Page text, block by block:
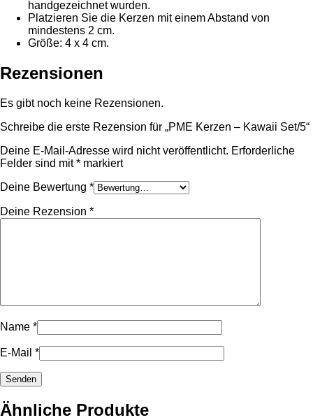
handgezeichnet wurden.
Platzieren Sie die Kerzen mit einem Abstand von
mindestens 2 cm.
Größe: 4 x 4 cm.
Rezensionen
Es gibt noch keine Rezensionen.
Schreibe die erste Rezension für „PME Kerzen – Kawaii Set/5“
Deine E-Mail-Adresse wird nicht veröffentlicht. Erforderliche
Felder sind mit* markiert
Deine Bewertung *
Deine Rezension *
Name *
E-Mail *
Ähnliche Produkte